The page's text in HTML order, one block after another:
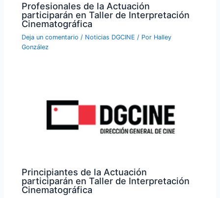
Profesionales de la Actuación
participarán en Taller de Interpretación
Cinematográfica
Deja un comentario / Noticias DGCINE / Por Halley
González
Principiantes de la Actuación
participarán en Taller de Interpretación
Cinematográfica